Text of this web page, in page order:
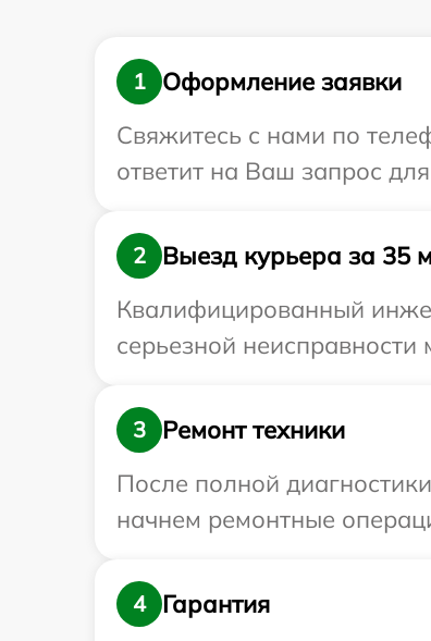
1
Оформление заявки
Свяжитесь с нами по
ответит на Ваш запрос
2
Выезд курьера за 35
Квалифицированный
серьезной
3
Ремонт техники
После полной
начнем ремонтные
4
Гарантия